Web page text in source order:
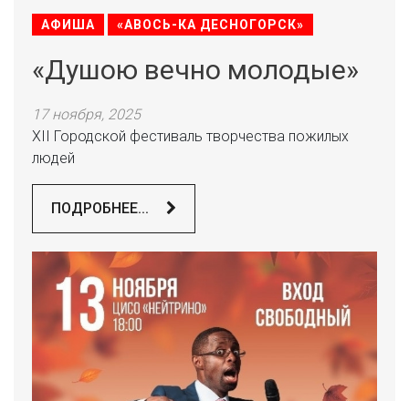
АФИША «АВОСЬ-КА ДЕСНОГОРСК»
«Душою вечно молодые»
17 ноября, 2025
XII Городской фестиваль творчества пожилых
людей
ПОДРОБНЕЕ...